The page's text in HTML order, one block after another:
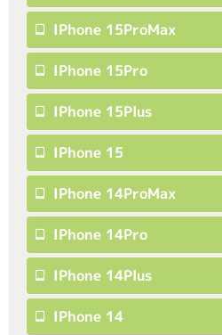
IPhone 15ProMax
IPhone 15Pro
IPhone 15Plus
IPhone 15
IPhone 14ProMax
IPhone 14Pro
IPhone 14Plus
IPhone 14